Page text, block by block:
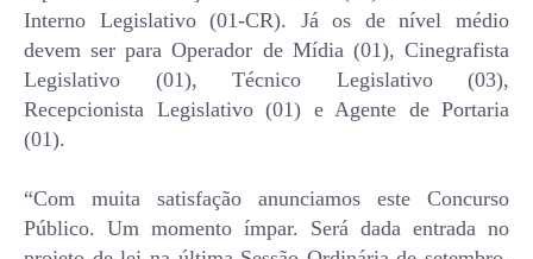
Interno Legislativo (01-CR). Já os de nível médio
devem ser para Operador de Mídia (01), Cinegrafista
Legislativo (01), Técnico Legislativo (03),
Recepcionista Legislativo (01) e Agente de Portaria
(01).
“Com muita satisfação anunciamos este Concurso
Público. Um momento ímpar. Será dada entrada no